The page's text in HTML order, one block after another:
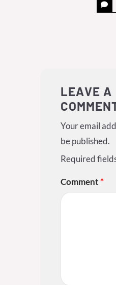
LEAVE A
Your email
be published.
Required
Comment*